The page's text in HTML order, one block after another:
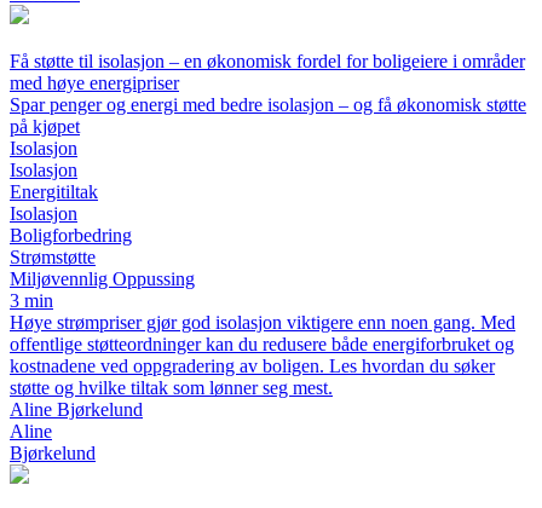
Få støtte til isolasjon – en økonomisk fordel for boligeiere i områder
med høye energipriser
Spar penger og energi med bedre isolasjon – og få økonomisk støtte
på kjøpet
Isolasjon
Isolasjon
Energitiltak
Isolasjon
Boligforbedring
Strømstøtte
Miljøvennlig Oppussing
3 min
Høye strømpriser gjør god isolasjon viktigere enn noen gang. Med
offentlige støtteordninger kan du redusere både energiforbruket og
kostnadene ved oppgradering av boligen. Les hvordan du søker
støtte og hvilke tiltak som lønner seg mest.
Aline Bjørkelund
Aline
Bjørkelund